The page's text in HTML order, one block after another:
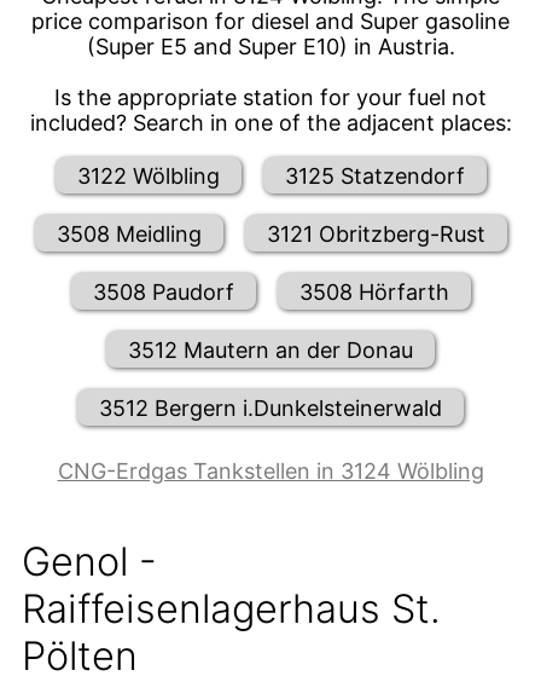
price comparison for diesel and Super gasoline
(Super E5 and Super E10) in Austria.
Is the appropriate station for your fuel not
included? Search in one of the adjacent places:
3122 Wölbling 3125 Statzendorf
3508 Meidling 3121 Obritzberg-Rust
3508 Paudorf 3508 Hörfarth
3512 Mautern an der Donau
3512 Bergern i.Dunkelsteinerwald
CNG-Erdgas Tankstellen in 3124 Wölbling
Genol -
Raiffeisenlagerhaus St.
Pölten